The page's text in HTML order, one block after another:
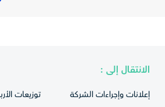
النقدية
صافي النقد من
الانتقال إلى :
إعلانات وإجراءات الشركة توزيعات